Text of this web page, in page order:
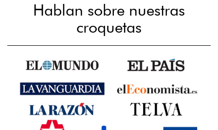
Hablan sobre nuestras
croquetas